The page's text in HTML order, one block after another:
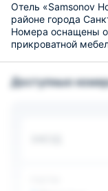
Отель «Samsonov
районе города
Номера оснащены
прикроватной
гигиены,
Доступные